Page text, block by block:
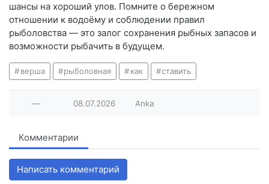
шансы на хороший улов. Помните о бережном
отношении к водоёму и соблюдении правил
рыболовства — это залог сохранения рыбных запасов и
возможности рыбачить в будущем.
верша рыболовная как ставить
— 08.07.2026 Anka
Комментарии
Написать комментарий